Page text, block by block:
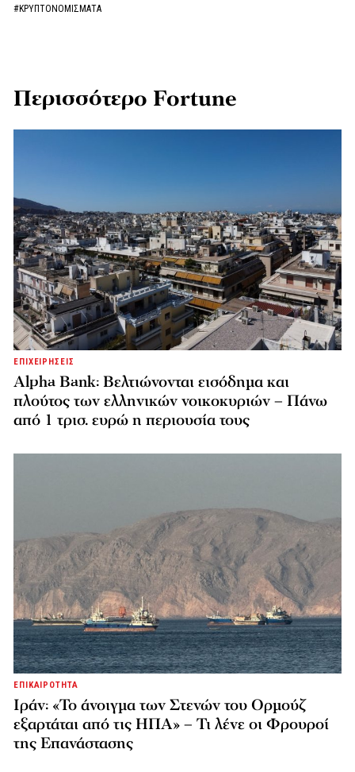
#ΚΡΥΠΤΟΝΟΜΙΣΜΑΤΑ
Περισσότερο Fortune
ΕΠΙΧΕΙΡΗΣΕΙΣ
Alpha Bank: Βελτιώνονται εισόδημα και
πλούτος των ελληνικών νοικοκυριών – Πάνω
από 1 τρισ. ευρώ η περιουσία τους
ΕΠΙΚΑΙΡΟΤΗΤΑ
Ιράν: «Το άνοιγμα των Στενών του Ορμούζ
εξαρτάται από τις ΗΠΑ» – Τι λένε οι Φρουροί
της Επανάστασης